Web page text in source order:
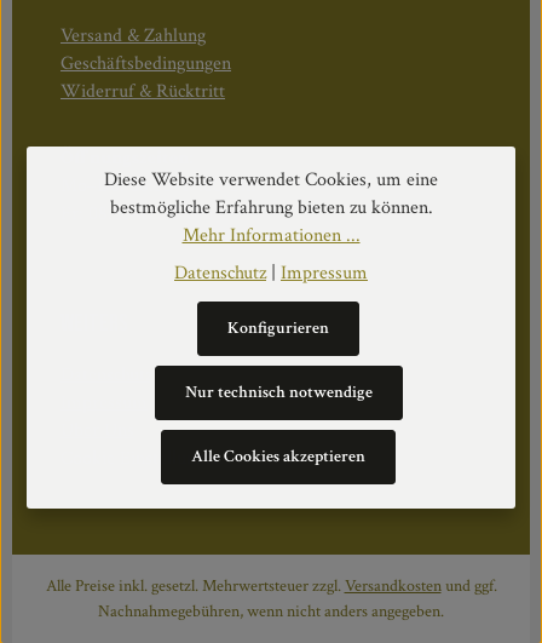
Versand & Zahlung
Geschäftsbedingungen
Widerruf & Rücktritt
Mo–Do: 08:30–17:00 Uhr
Fr: 08:30–12:30 Uhr
Cookie Einstellungen
Alle Preise inkl. gesetzl. Mehrwertsteuer zzgl.Versandkostenund ggf.
Nachnahmegebühren, wenn nicht anders angegeben.
Diese Website verwendet Cookies, um eine
bestmögliche Erfahrung bieten zu können.
Mehr Informationen ...
Datenschutz| Impressum
Nur technisch notwendige
Konfigurieren
Alle Cookies akzeptieren